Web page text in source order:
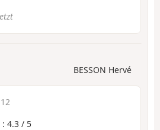
BESSON Hervé
: 4.3 / 5